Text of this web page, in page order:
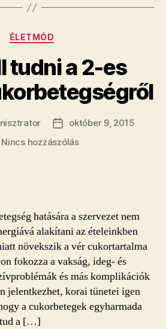
Kategóriák
ÉLETMÓD
tudni a 2-es
Bejegyzés
dátuma
október 9, 2015
Nincs hozzászólása(z)
es
típusú
cukorbetegségről
bejegyzéshez
hatására a szervezet nem
alakítani az ételeinkben
növekszik a vér cukortartalma
fokozza a vakság, ideg- és
és más komplikációk
jelentkezhet, korai tünetei igen
a cukorbetegek egyharmada
tud a […]